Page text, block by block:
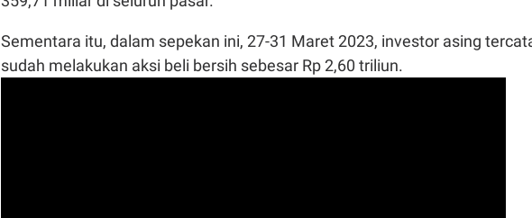
Sementara itu, dalam sepekan ini, 27-31 Maret 2023, investor asing
sudah melakukan aksi beli bersih sebesar Rp 2,60 triliun.